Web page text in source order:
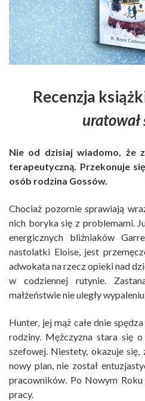
Recenzja
Nie od dzisiaj wiadomo, że
terapeutyczną. Przekonuje
osób rodzina Gossów.
Chociaż pozornie sprawiają
nich boryka się z problemami.
energicznych bliźniaków
nastolatki Eloise, jest
adwokata na rzecz opieki nad
w codziennej rutynie.
małżeństwie nie uległy
Hunter, jej mąż całe dnie
rodziny. Mężczyzna stara się
szefowej. Niestety, okazuje się,
nowy plan, nie został
pracowników. Po Nowym
pracy.